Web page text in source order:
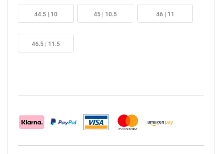
44.5 | 10 45 | 10.5 46 | 11
46.5 | 11.5